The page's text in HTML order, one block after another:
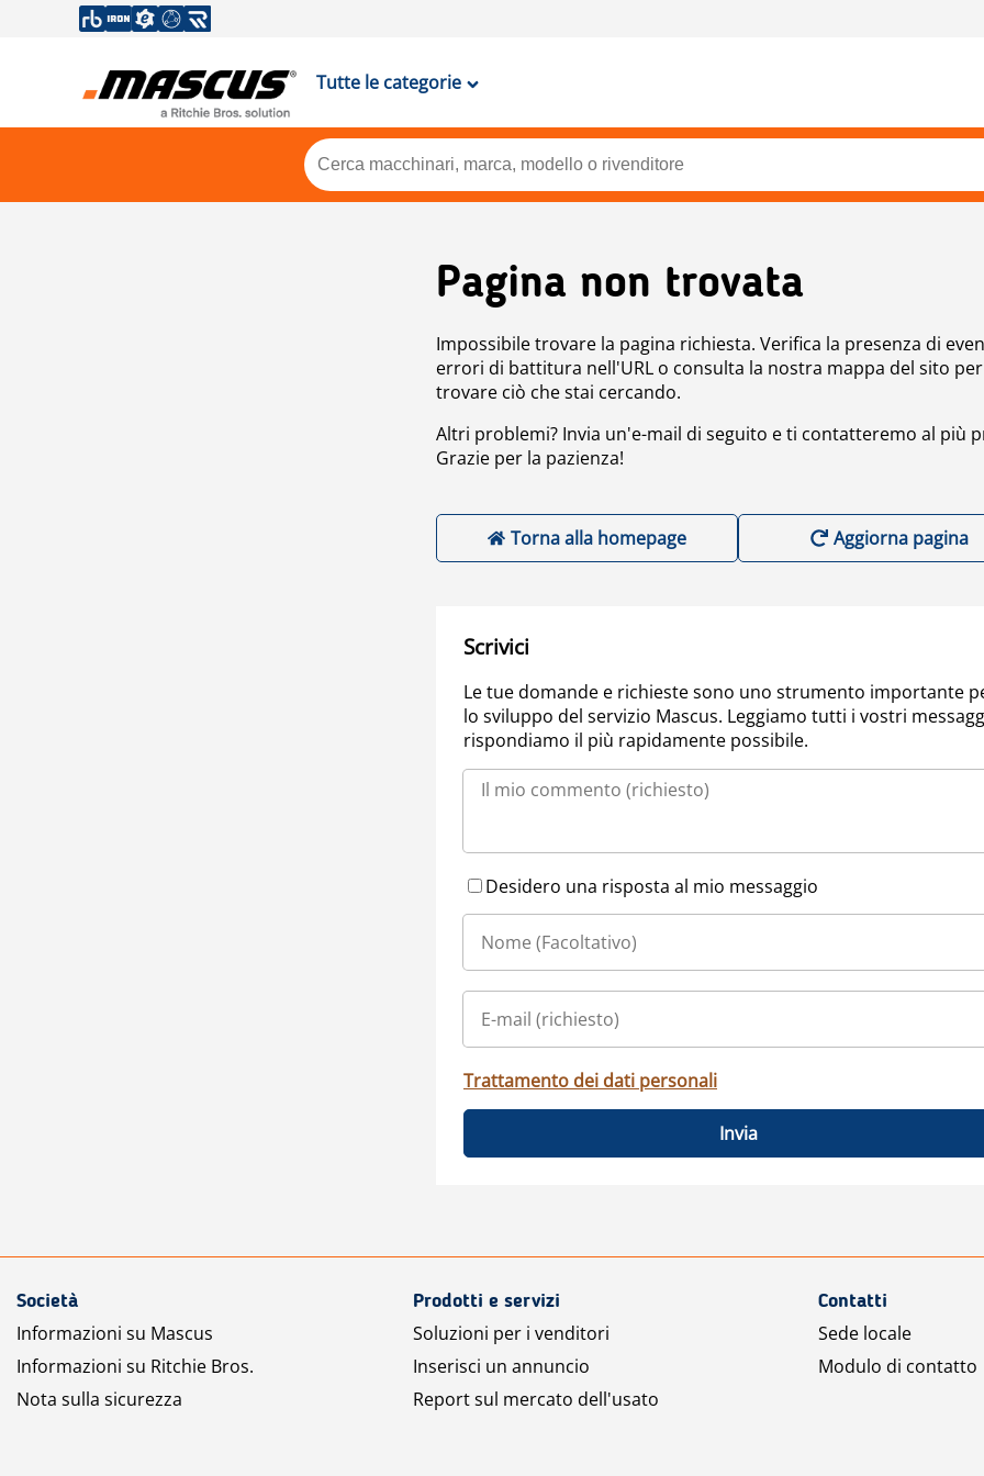
Tutte le categorie
Pagina non trovata
Impossibile trovare la pagina richiesta. Verifica la presenza di
errori di battitura nell'URL o consulta la nostra mappa del sito per
trovare ciò che stai cercando.
Altri problemi? Invia un'e-mail di seguito e ti contatteremo al più
Grazie per la pazienza!
Torna alla homepage Aggiorna pagina
Scrivici
Le tue domande e richieste sono uno strumento importante
lo sviluppo del servizio Mascus. Leggiamo tutti i vostri
rispondiamo il più rapidamente possibile.
Desidero una risposta al mio messaggio
Trattamento dei dati personali
Invia
Società
Informazioni su Mascus
Informazioni su Ritchie Bros.
Nota sulla sicurezza
Prodotti e servizi
Soluzioni per i venditori
Inserisci un annuncio
Report sul mercato dell'usato
Contatti
Sede locale
Modulo di contatto